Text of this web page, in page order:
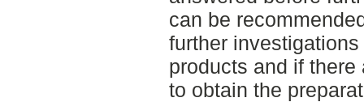
can be
further
products and if
to obtain the